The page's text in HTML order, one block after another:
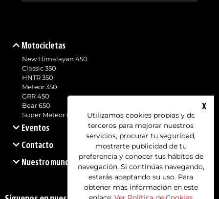
Motocicletas
New Himalayan 450
Classic 350
HNTR 350
Meteor 350
GRR 450
Bear 650
Super Meteor 650
Eventos
Contacto
Nuestro mundo
X
Utilizamos cookies propias y de
terceros para mejorar nuestros
servicios, procurar tu seguridad,
mostrarte publicidad de tu
preferencia y conocer tus hábitos de
navegación. Si continúas navegando,
estarás aceptando su uso. Para
obtener más información en este